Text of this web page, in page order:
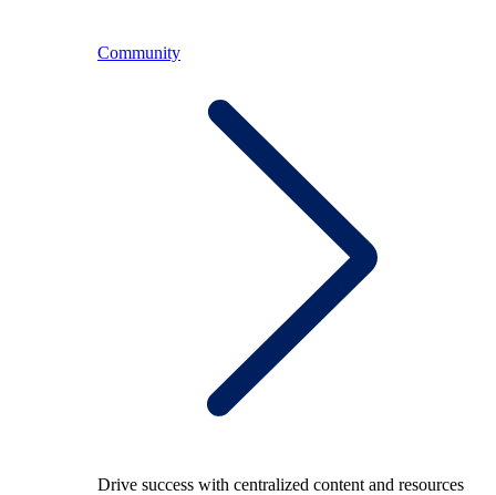
Community
Drive success with centralized content and resources